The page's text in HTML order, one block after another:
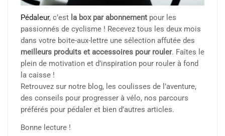
Pédaleur, c’est la box par abonnement pour les
passionnés de cyclisme ! Recevez tous les deux mois
dans votre boite-aux-lettre une sélection affutée des
meilleurs produits et accessoires pour rouler. Faîtes le
plein de motivation et d’inspiration pour rouler à fond
la caisse !
Retrouvez sur notre blog, les coulisses de l’aventure,
des conseils pour progresser à vélo, nos parcours
préférés pour pédaler et bien d’autres articles.
Bonne lecture !